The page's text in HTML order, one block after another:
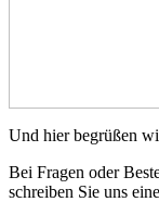
Und hier begrüßen
Bei Fragen oder
schreiben Sie uns